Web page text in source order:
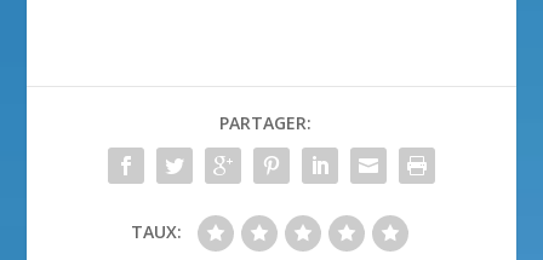
PARTAGER:
TAUX: